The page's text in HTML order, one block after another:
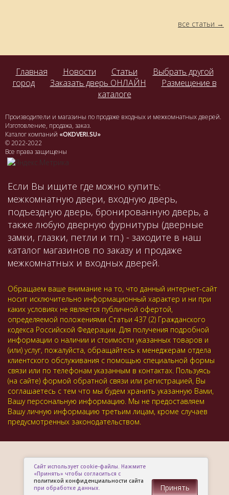
все статьи
Главная Новости Статьи
Выбрать другой
город
Заказать дверь ОНЛАЙН
Размещение в
каталоге
Производители и магазины по продаже входных и межкомнатных дверей.
Изготовление, продажа, заказ.
Каталог компаний «OKDVERI.SU»
© 2022-2022
Все права защищены
Если Вы ищите где можно купить:
межкомнатную двери, входную дверь,
подъездную дверь, бронированную дверь, а
также любую дверную фурнитуры (дверные
замки, глазки, петли и тп.) - заходите в наш
каталог магазинов по заказу и продаже
межкомнатных и входных дверей.
Обращаем ваше внимание на то, что данный интернет-сайт
носит исключительно информационный характер и ни при
каких условиях не является публичной офертой,
определяемой положениями Статьи 437 (2) Гражданского
кодекса Российской Федерации. Для получения подробной
информации о наличии и стоимости указанных товаров и
(или) услуг, пожалуйста, обращайтесь к менеджерам отдела
клиентского обслуживания с помощью специальной формы
связи или по телефонам указанным в контактах. Пользуясь
(на сайте) формой обратной связи или регистрацией, Вы
соглашаетесь с тем что мы будем хранить указанную Вами,
Вашу персональную информацию. Мы не предоставляем
Вашу личную информацию третьим лицам, кроме случаев
предусмотренных законодательством.
Сайт использует cookie-файлы. Нажмите
«Принять» чтобы согласиться с
политикой конфиденциальности сайта
при обработке данных.
Принять